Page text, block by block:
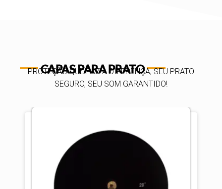
CAPAS PARA PRATO
PROTEÇÃO QUE FAZ A DIFERENÇA, SEU PRATO
SEGURO, SEU SOM GARANTIDO!